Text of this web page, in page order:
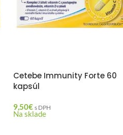
Cetebe Immunity Forte 60
kapsúl
9,50€ s DPH
Na sklade